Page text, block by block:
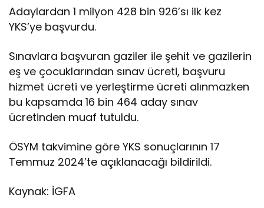
Adaylardan 1 milyon 428 bin 926’sı ilk kez
YKS’ye başvurdu.
Sınavlara başvuran gaziler ile şehit ve gazilerin
eş ve çocuklarından sınav ücreti, başvuru
hizmet ücreti ve yerleştirme ücreti alınmazken
bu kapsamda 16 bin 464 aday sınav
ücretinden muaf tutuldu.
ÖSYM takvimine göre YKS sonuçlarının 17
Temmuz 2024’te açıklanacağı bildirildi.
Kaynak: İGFA